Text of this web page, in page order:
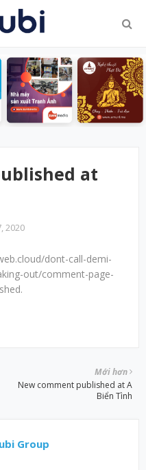
at
2020
dont-call-demi-
out/comment-page-
Mới hơn
New comment published at A
Biển Tình
Group